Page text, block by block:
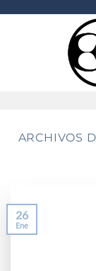
ARCHIVOS
26
Ene